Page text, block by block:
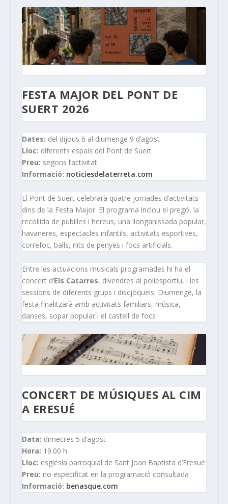
FESTA MAJOR DEL PONT DE
SUERT 2026
Dates: del dijous 6 al diumenge 9 d’agost
Lloc: diferents espais del Pont de Suert
Preu: segons l’activitat
Informació: noticiesdelaterreta.com
El Pont de Suert celebrarà quatre jornades d’activitats
dins de la Festa Major. El programa inclou el pregó, la
recollida de pubilles i hereus, una llonganissada popular,
havaneres, espectacles infantils, activitats esportives,
correfoc, balls, nits de penyes i focs artificials.
Entre les actuacions musicals programades hi ha el
concert d’Els Catarres, divendres al poliesportiu, i les
sessions de diferents grups i discjòqueis. Diumenge, la
festa finalitzarà amb activitats familiars, música,
danses, sopar popular i el castell de focs
CONCERT DE MÚSIQUES AL CIM
A ERESUÉ
Data: dimecres 5 d’agost
Hora: 19.00 h
Lloc: església parroquial de Sant Joan Baptista d’Eresué
Preu: no especificat en la programació consultada
Informació: benasque.com